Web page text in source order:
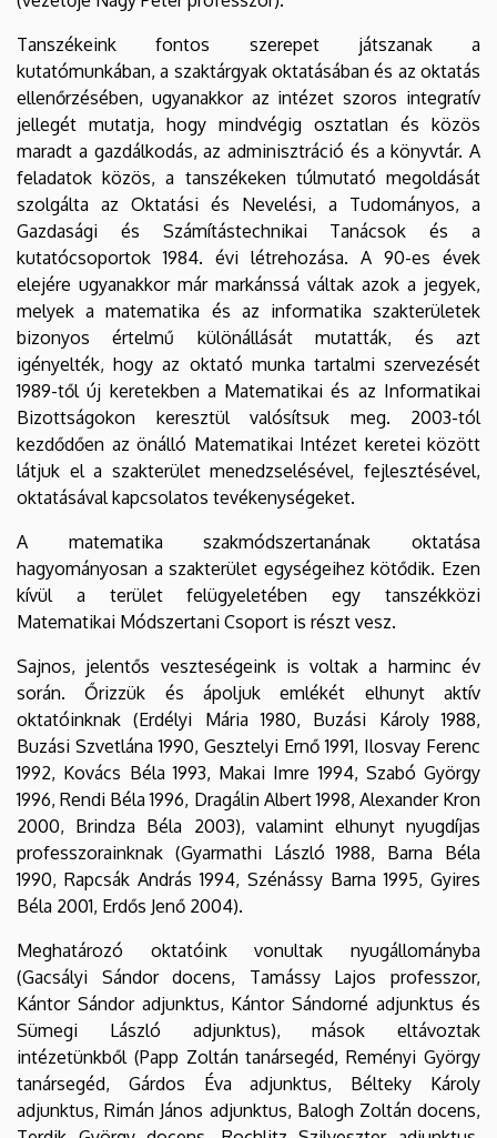
Tanszékeink fontos szerepet játszanak a
kutatómunkában, a szaktárgyak oktatásában és az oktatás
ellenőrzésében, ugyanakkor az intézet szoros integratív
jellegét mutatja, hogy mindvégig osztatlan és közös
maradt a gazdálkodás, az adminisztráció és a könyvtár. A
feladatok közös, a tanszékeken túlmutató megoldását
szolgálta az Oktatási és Nevelési, a Tudományos, a
Gazdasági és Számítástechnikai Tanácsok és a
kutatócsoportok 1984. évi létrehozása. A 90-es évek
elejére ugyanakkor már markánssá váltak azok a jegyek,
melyek a matematika és az informatika szakterületek
bizonyos értelmű különállását mutatták, és azt
igényelték, hogy az oktató munka tartalmi szervezését
1989-től új keretekben a Matematikai és az Informatikai
Bizottságokon keresztül valósítsuk meg. 2003-tól
kezdődően az önálló Matematikai Intézet keretei között
látjuk el a szakterület menedzselésével, fejlesztésével,
oktatásával kapcsolatos tevékenységeket.
A matematika szakmódszertanának oktatása
hagyományosan a szakterület egységeihez kötődik. Ezen
kívül a terület felügyeletében egy tanszékközi
Matematikai Módszertani Csoport is részt vesz.
Sajnos, jelentős veszteségeink is voltak a harminc év
során. Őrizzük és ápoljuk emlékét elhunyt aktív
oktatóinknak (Erdélyi Mária 1980, Buzási Károly 1988,
Buzási Szvetlána 1990, Gesztelyi Ernő 1991, Ilosvay Ferenc
1992, Kovács Béla 1993, Makai Imre 1994, Szabó György
1996, Rendi Béla 1996, Dragálin Albert 1998, Alexander Kron
2000, Brindza Béla 2003), valamint elhunyt nyugdíjas
professzorainknak (Gyarmathi László 1988, Barna Béla
1990, Rapcsák András 1994, Szénássy Barna 1995, Gyires
Béla 2001, Erdős Jenő 2004).
Meghatározó oktatóink vonultak nyugállományba
(Gacsályi Sándor docens, Tamássy Lajos professzor,
Kántor Sándor adjunktus, Kántor Sándorné adjunktus és
Sümegi László adjunktus), mások eltávoztak
intézetünkből (Papp Zoltán tanársegéd, Reményi György
tanársegéd, Gárdos Éva adjunktus, Bélteky Károly
adjunktus, Rimán János adjunktus, Balogh Zoltán docens,